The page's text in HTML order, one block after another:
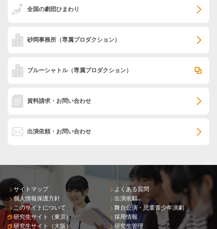
全国の劇団ひまわり
砂岡事務所 （専属プロダクション）
ブルーシャトル（専属プロダクション）
資料請求・お問い合わせ
出演依頼・お問い合わせ
サイトマップ
個人情報保護方針
このサイトについて
研究生サイト（東京）
研究生サイト（大阪）
よくある質問
出演依頼
舞台公演・児童青少年演劇
採用情報
研究生管理